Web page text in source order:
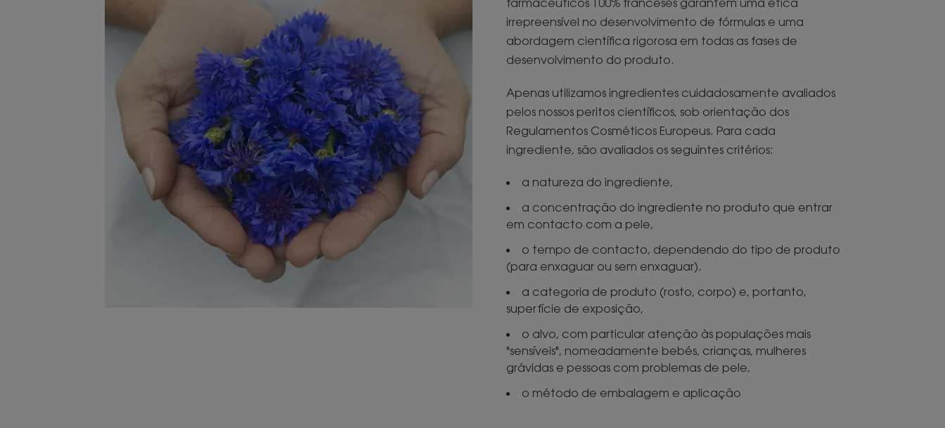
farmacêuticos 100% franceses garantem uma ética
irrepreensível no desenvolvimento de fórmulas e uma
abordagem científica rigorosa em todas as fases de
desenvolvimento do produto.
Apenas utilizamos ingredientes cuidadosamente avaliados
pelos nossos peritos científicos, sob orientação dos
Regulamentos Cosméticos Europeus. Para cada
ingrediente, são avaliados os seguintes critérios:
a natureza do ingrediente,
a concentração do ingrediente no produto que entrar
em contacto com a pele,
o tempo de contacto, dependendo do tipo de produto
(para enxaguar ou sem enxaguar).
a categoria de produto (rosto, corpo) e, portanto,
superfície de exposição,
o alvo, com particular atenção às populações mais
"sensíveis", nomeadamente bebés, crianças, mulheres
grávidas e pessoas com problemas de pele,
o método de embalagem e aplicação